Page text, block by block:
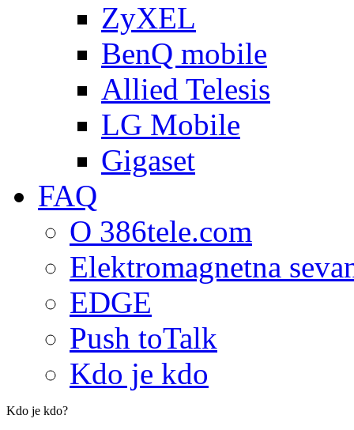
ZyXEL
BenQ mobile
Allied Telesis
LG Mobile
Gigaset
FAQ
O 386tele.com
Elektromagnetna
EDGE
Push toTalk
Kdo je kdo
Kdo je kdo?